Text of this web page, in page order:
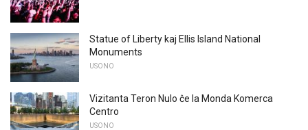
Statue of Liberty kaj Ellis Island National
Monuments
USONO
Vizitanta Teron Nulo ĉe la Monda Komerca
Centro
USONO